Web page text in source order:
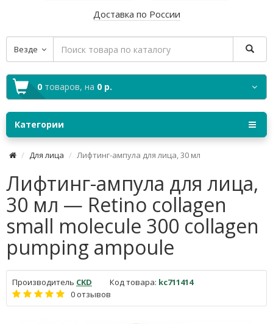
Доставка по России
Везде
0 товаров, на 0 р.
Категории
Для лица Лифтинг-ампула для лица, 30 мл
Лифтинг-ампула для лица,
30 мл — Retino collagen
small molecule 300 collagen
pumping ampoule
Производитель CKD Код товара: kc711414
0 отзывов